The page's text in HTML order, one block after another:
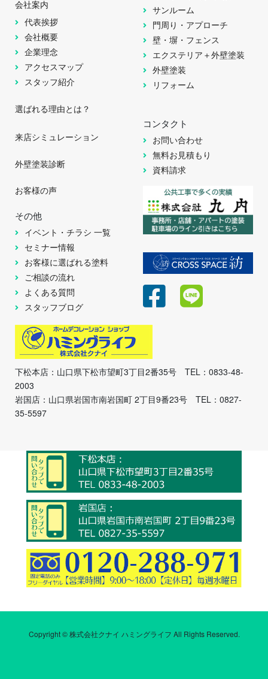
会社案内
代表挨拶
会社概要
企業理念
アクセスマップ
スタッフ紹介
選ばれる理由とは？
サンルーム
門周り・アプローチ
壁・塀・フェンス
エクステリア＋外壁塗装
外壁塗装
リフォーム
来店シミュレーション
外壁塗装診断
お客様の声
その他
イベント・チラシ 一覧
セミナー情報
お客様に選ばれる塗料
ご相談の流れ
よくある質問
スタッフブログ
コンタクト
お問い合わせ
無料お見積もり
資料請求
下松本店：山口県下松市望町3丁目2番35号 TEL：0833-48-
2003
岩国店：山口県岩国市南岩国町 2丁目9番23号 TEL：0827-
35-5597
Copyright © 株式会社クナイ ハミングライフ All Rights Reserved.